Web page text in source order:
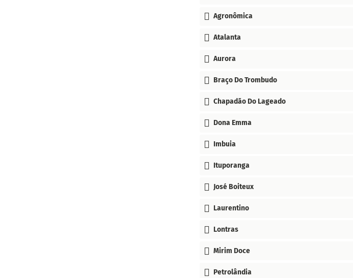
Agronômica
Atalanta
Aurora
Braço Do Trombudo
Chapadão Do Lageado
Dona Emma
Imbuia
Ituporanga
José Boiteux
Laurentino
Lontras
Mirim Doce
Petrolândia